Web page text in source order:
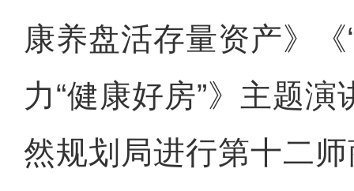
康养盘活存量资产》《
力“健康好房”》主题
然规划局进行第十二